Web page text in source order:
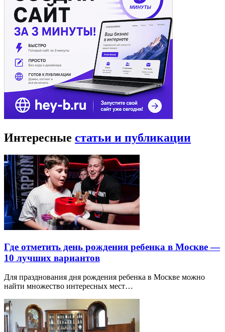
Интересные статьи и публикации
Где отметить день рождения ребенка в Москве —
10 лучших вариантов
Для празднования дня рождения ребенка в Москве можно
найти множество интересных мест…